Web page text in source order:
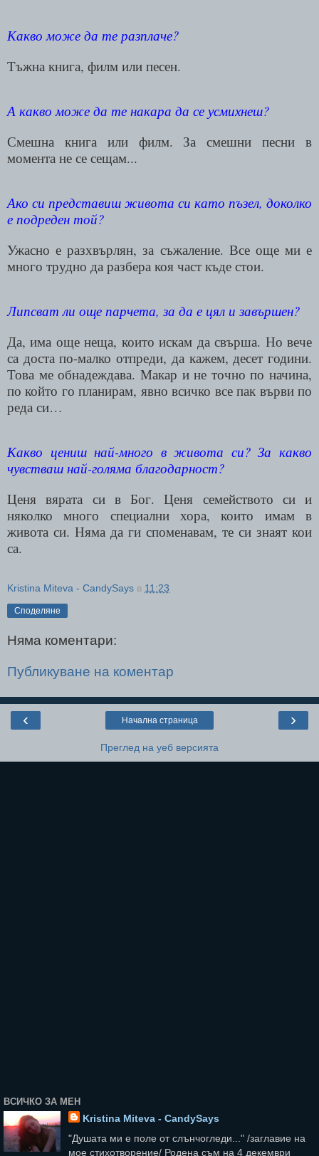
Какво може да те разплаче?
Тъжна книга, филм или песен.
А какво може да те накара да се усмихнеш?
Смешна книга или филм. За смешни песни в
момента не се сещам...
Ако си представиш живота си като пъзел, доколко
е подреден той?
Ужасно е разхвърлян, за съжаление. Все още ми е
много трудно да разбера коя част къде стои.
Липсват ли още парчета, за да е цял и завършен?
Да, има още неща, които искам да свърша. Но вече
са доста по-малко отпреди, да кажем, десет години.
Това ме обнадеждава. Макар и не точно по начина,
по който го планирам, явно всичко все пак върви по
реда си…
Какво цениш най-много в живота си? За какво
чувстваш най-голяма благодарност?
Ценя вярата си в Бог. Ценя семейството си и
няколко много специални хора, които имам в
живота си. Няма да ги споменавам, те си знаят кои
са.
Kristina Miteva - CandySays в 11:23
Споделяне
Няма коментари:
Публикуване на коментар
‹ ›
Начална страница
Преглед на уеб версията
ВСИЧКО ЗА МЕН
Kristina Miteva - CandySays
"Душата ми е поле от слънчогледи..." /заглавие на
мое стихотворение/ Родена съм на 4 декември